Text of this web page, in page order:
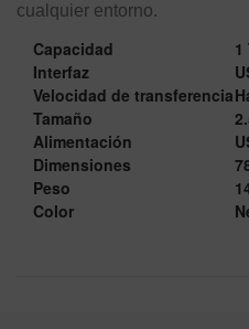
cualquier entorno.
Capacidad
1
Interfaz
Velocidad de transferencia
Tamaño
Alimentación
Dimensiones
Peso
Color